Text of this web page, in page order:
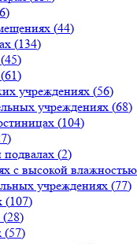
)
(44)
(134)
45)
61)
учреждениях (56)
учреждениях (68)
(104)
)
подвалах (2)
с высокой
учреждениях (77)
(107)
(28)
(57)